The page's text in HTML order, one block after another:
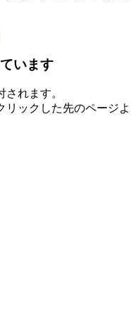
います
れます。
リックした先のページよ